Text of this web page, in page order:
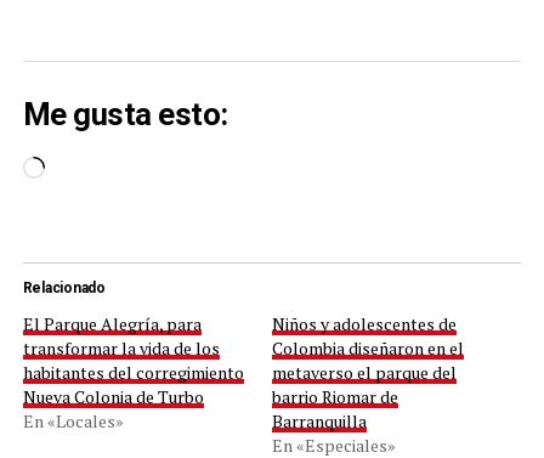
Me gusta esto:
Cargando...
Relacionado
El Parque Alegría, para
transformar la vida de los
habitantes del corregimiento
Nueva Colonia de Turbo
En «Locales»
Niños y adolescentes de
Colombia diseñaron en el
metaverso el parque del
barrio Riomar de
Barranquilla
En «Especiales»